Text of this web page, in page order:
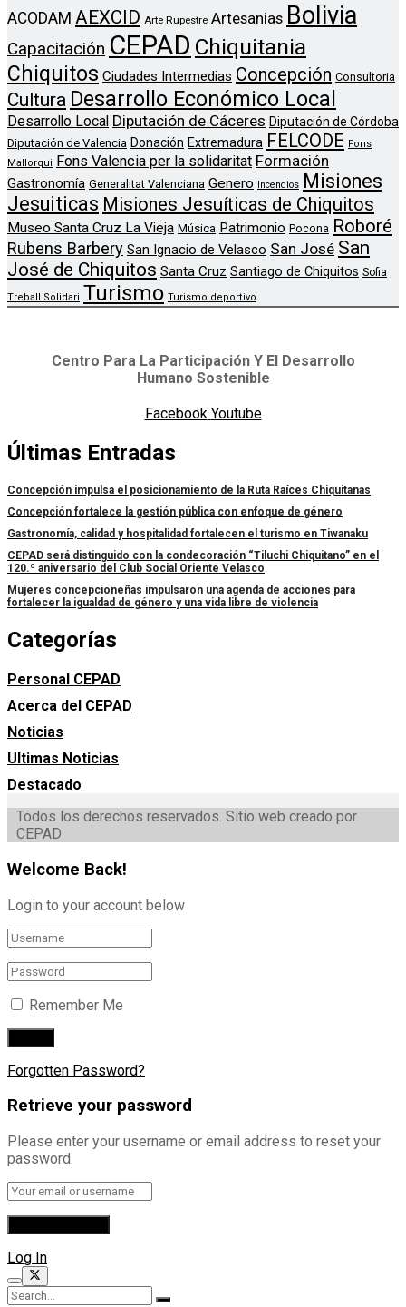
ACODAM AEXCID Arte Rupestre Artesanias Bolivia
Capacitación CEPAD Chiquitania
Chiquitos Ciudades Intermedias Concepción Consultoria
Cultura Desarrollo Económico Local
Desarrollo Local Diputación de Cáceres Diputación de Córdoba
Diputación de Valencia Donación Extremadura FELCODE Fons
Mallorqui
Fons Valencia per la solidaritat Formación
Gastronomía Generalitat Valenciana Genero Incendios
Misiones
Jesuiticas Misiones Jesuíticas de Chiquitos
Museo Santa Cruz La Vieja Música Patrimonio Pocona Roboré
Rubens Barbery San Ignacio de Velasco San José San
José de Chiquitos Santa Cruz Santiago de Chiquitos Sofia
Treball Solidari Turismo Turismo deportivo
Centro Para La Participación Y El Desarrollo
Humano Sostenible
Facebook Youtube
Últimas Entradas
Concepción impulsa el posicionamiento de la Ruta Raíces Chiquitanas
Concepción fortalece la gestión pública con enfoque de género
Gastronomía, calidad y hospitalidad fortalecen el turismo en Tiwanaku
CEPAD será distinguido con la condecoración “Tiluchi Chiquitano” en el
120.º aniversario del Club Social Oriente Velasco
Mujeres concepcioneñas impulsaron una agenda de acciones para
fortalecer la igualdad de género y una vida libre de violencia
Categorías
Personal CEPAD
Acerca del CEPAD
Noticias
Ultimas Noticias
Destacado
Todos los derechos reservados. Sitio web creado por
CEPAD
Welcome Back!
Login to your account below
Remember Me
Forgotten Password?
Retrieve your password
Please enter your username or email address to reset your
password.
Log In